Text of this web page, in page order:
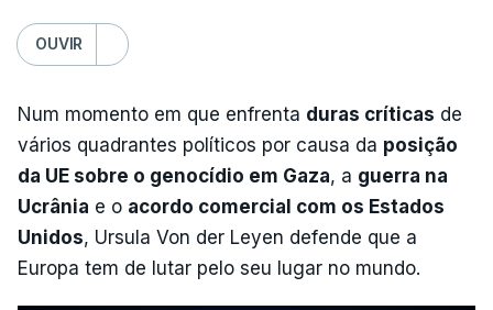
OUVIR
Num momento em que enfrenta duras críticas de
vários quadrantes políticos por causa da posição
da UE sobre o genocídio em Gaza, a guerra na
Ucrânia e o acordo comercial com os Estados
Unidos, Ursula Von der Leyen defende que a
Europa tem de lutar pelo seu lugar no mundo.